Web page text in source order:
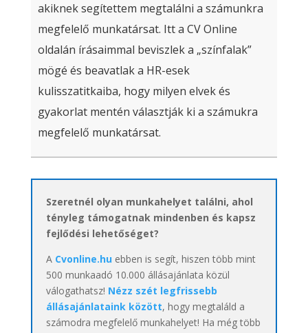
akiknek segítettem megtalálni a számunkra
megfelelő munkatársat. Itt a CV Online
oldalán írásaimmal beviszlek a „színfalak”
mögé és beavatlak a HR-esek
kulisszatitkaiba, hogy milyen elvek és
gyakorlat mentén választják ki a számukra
megfelelő munkatársat.
Szeretnél olyan munkahelyet találni, ahol
tényleg támogatnak mindenben és kapsz
fejlődési lehetőséget?
A Cvonline.huebben is segít, hiszen több mint
500 munkaadó 10.000 állásajánlata közül
válogathatsz! Nézz szét legfrissebb
állásajánlataink között, hogy megtaláld a
számodra megfelelő munkahelyet! Ha még több